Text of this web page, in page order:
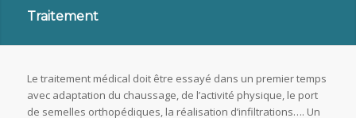
Traitement
Le traitement médical doit être essayé dans un premier temps
avec adaptation du chaussage, de l’activité physique, le port
de semelles orthopédiques, la réalisation d’infiltrations…. Un